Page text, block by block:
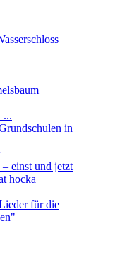
...
in
einst und jetzt
hocka
für die